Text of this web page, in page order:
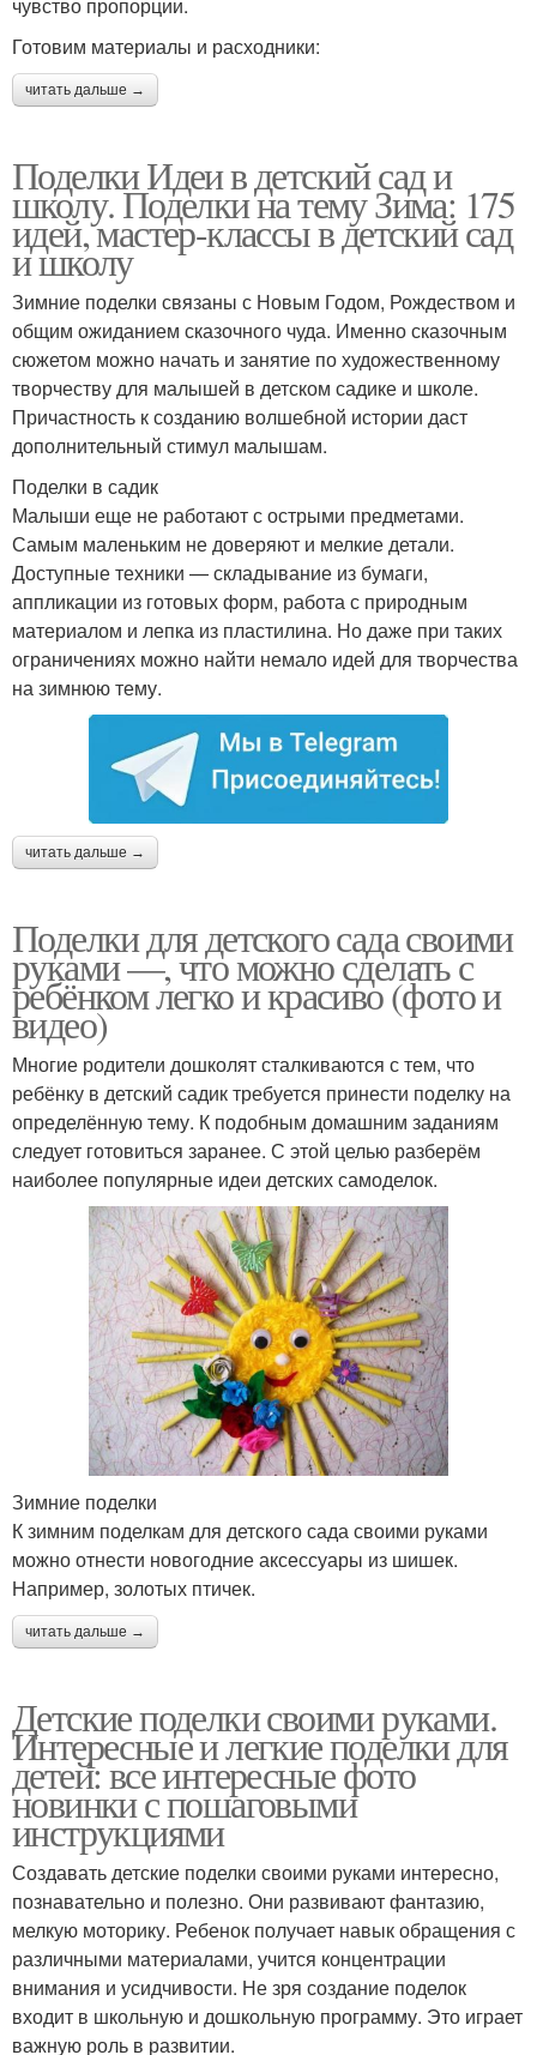
Готовим материалы и расходники:
читать дальше →
Поделки Идеи в детский сад и
школу. Поделки на тему Зима: 175
идей, мастер-классы в детский сад
и школу
Зимние поделки связаны с Новым Годом, Рождеством и
общим ожиданием сказочного чуда. Именно сказочным
сюжетом можно начать и занятие по художественному
творчеству для малышей в детском садике и школе.
Причастность к созданию волшебной истории даст
дополнительный стимул малышам.
Поделки в садик
Малыши еще не работают с острыми предметами.
Самым маленьким не доверяют и мелкие детали.
Доступные техники — складывание из бумаги,
аппликации из готовых форм, работа с природным
материалом и лепка из пластилина. Но даже при таких
ограничениях можно найти немало идей для творчества
на зимнюю тему.
читать дальше →
Поделки для детского сада своими
руками —, что можно сделать с
ребёнком легко и красиво (фото и
видео)
Многие родители дошколят сталкиваются с тем, что
ребёнку в детский садик требуется принести поделку на
определённую тему. К подобным домашним заданиям
следует готовиться заранее. С этой целью разберём
наиболее популярные идеи детских самоделок.
Зимние поделки
К зимним поделкам для детского сада своими руками
можно отнести новогодние аксессуары из шишек.
Например, золотых птичек.
читать дальше →
Детские поделки своими руками.
Интересные и легкие поделки для
детей: все интересные фото
новинки с пошаговыми
инструкциями
Создавать детские поделки своими руками интересно,
познавательно и полезно. Они развивают фантазию,
мелкую моторику. Ребенок получает навык обращения с
различными материалами, учится концентрации
внимания и усидчивости. Не зря создание поделок
входит в школьную и дошкольную программу. Это играет
важную роль в развитии.